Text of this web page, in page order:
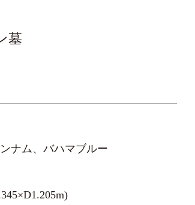
墓
ナム、バハマブルー